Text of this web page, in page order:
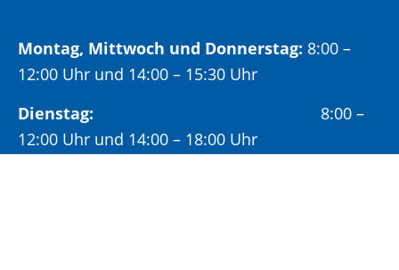
Montag, Mittwoch und Donnerstag: 8:00 –
12:00 Uhr und 14:00 – 15:30 Uhr
Dienstag: 8:00 –
12:00 Uhr und 14:00 – 18:00 Uhr